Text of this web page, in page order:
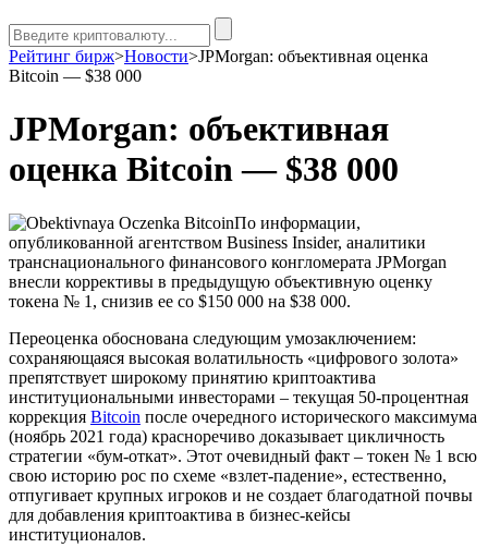
Рейтинг бирж>Новости>JPMorgan: объективная оценка
Bitcoin — $38 000
JPMorgan: объективная
оценка Bitcoin — $38 000
По информации,
опубликованной агентством Business Insider, аналитики
транснационального финансового конгломерата JPMorgan
внесли коррективы в предыдущую объективную оценку
токена № 1, снизив ее со $150 000 на $38 000.
Переоценка обоснована следующим умозаключением:
сохраняющаяся высокая волатильность «цифрового золота»
препятствует широкому принятию криптоактива
институциональными инвесторами – текущая 50-процентная
коррекция Bitcoin после очередного исторического максимума
(ноябрь 2021 года) красноречиво доказывает цикличность
стратегии «бум-откат». Этот очевидный факт – токен № 1 всю
свою историю рос по схеме «взлет-падение», естественно,
отпугивает крупных игроков и не создает благодатной почвы
для добавления криптоактива в бизнес-кейсы
институционалов.